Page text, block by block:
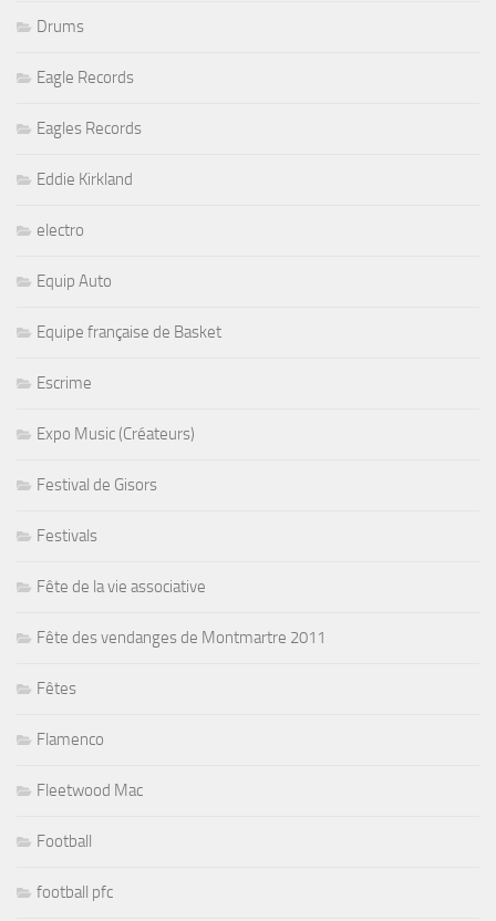
Drums
Eagle Records
Eagles Records
Eddie Kirkland
electro
Equip Auto
Equipe française de Basket
Escrime
Expo Music (Créateurs)
Festival de Gisors
Festivals
Fête de la vie associative
Fête des vendanges de Montmartre 2011
Fêtes
Flamenco
Fleetwood Mac
Football
football pfc